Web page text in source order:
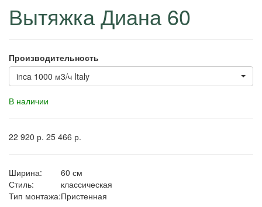
Вытяжка Диана 60
Производительность
inca 1000 м3/ч Italy
В наличии
22 920 р. 25 466 р.
Ширина:
60 см
Стиль:
классическая
Тип монтажа:Пристенная